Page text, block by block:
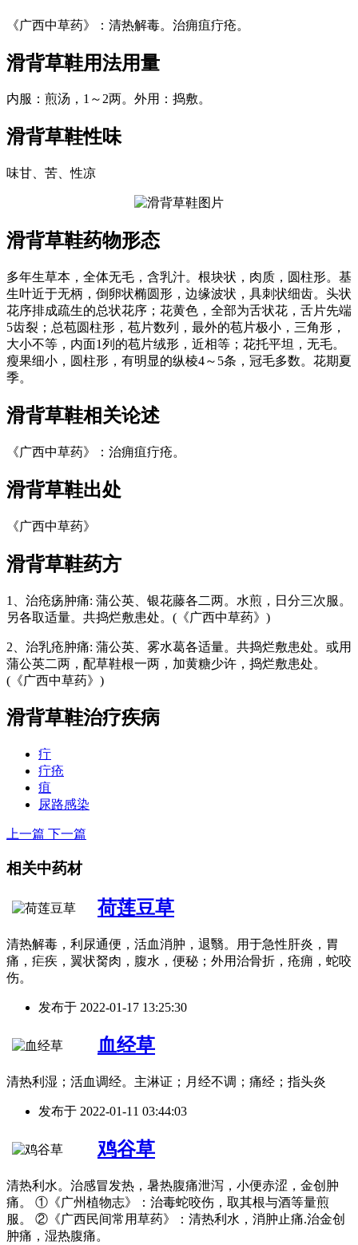
《广西中草药》：清热解毒。治痈疽疔疮。
滑背草鞋用法用量
内服：煎汤，1～2两。外用：捣敷。
滑背草鞋性味
味甘、苦、性凉
滑背草鞋药物形态
多年生草本，全体无毛，含乳汁。根块状，肉质，圆柱形。基
生叶近于无柄，倒卵状椭圆形，边缘波状，具刺状细齿。头状
花序排成疏生的总状花序；花黄色，全部为舌状花，舌片先端
5齿裂；总苞圆柱形，苞片数列，最外的苞片极小，三角形，
大小不等，内面1列的苞片绒形，近相等；花托平坦，无毛。
瘦果细小，圆柱形，有明显的纵棱4～5条，冠毛多数。花期夏
季。
滑背草鞋相关论述
《广西中草药》：治痈疽疔疮。
滑背草鞋出处
《广西中草药》
滑背草鞋药方
1、治疮疡肿痛: 蒲公英、银花藤各二两。水煎，日分三次服。
另各取适量。共捣烂敷患处。(《广西中草药》)
2、治乳疮肿痛: 蒲公英、雾水葛各适量。共捣烂敷患处。或用
蒲公英二两，配草鞋根一两，加黄糖少许，捣烂敷患处。
(《广西中草药》)
滑背草鞋治疗疾病
疔
疔疮
疽
尿路感染
上一篇 下一篇
相关中药材
荷莲豆草
清热解毒，利尿通便，活血消肿，退翳。用于急性肝炎，胃
痛，疟疾，翼状胬肉，腹水，便秘；外用治骨折，疮痈，蛇咬
伤。
发布于 2022-01-17 13:25:30
血经草
清热利湿；活血调经。主淋证；月经不调；痛经；指头炎
发布于 2022-01-11 03:44:03
鸡谷草
清热利水。治感冒发热，暑热腹痛泄泻，小便赤涩，金创肿
痛。 ①《广州植物志》：治毒蛇咬伤，取其根与酒等量煎
服。 ②《广西民间常用草药》：清热利水，消肿止痛.治金创
肿痛，湿热腹痛。